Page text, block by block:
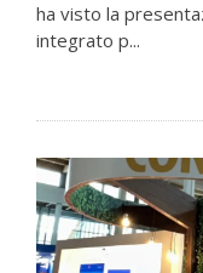
ha visto la
integrato p...